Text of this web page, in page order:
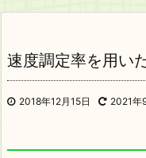
速度調定率を用い
2018年12月15日 2021年